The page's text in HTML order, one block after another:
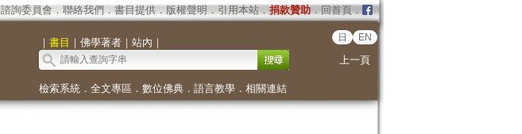
諮詢委員會． 聯絡我們 ． 書目提供． 版權聲明 ． 引用本站． 捐款贊助．回首頁．
｜ 書目 ｜ 佛學著者｜ 站內 ｜ 日 EN
上一頁
檢索系統． 全文專區 ． 數位佛典． 語言教學． 相關連結